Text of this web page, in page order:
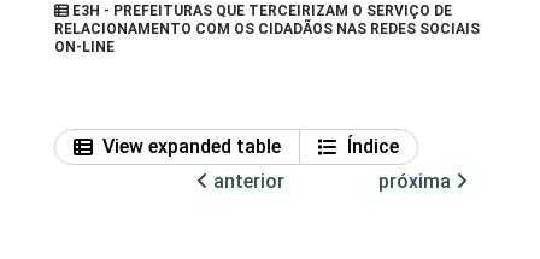
E3H - PREFEITURAS QUE TERCEIRIZAM O SERVIÇO DE
RELACIONAMENTO COM OS CIDADÃOS NAS REDES SOCIAIS
ON-LINE
View expanded table
Índice
anterior
próxima